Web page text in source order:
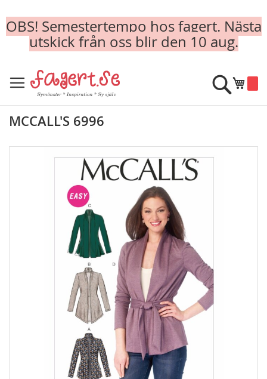
OBS! Semestertempo hos fagert. Nästa
utskick från oss blir den 10 aug.
to
Content
Min
Sök
MCCALL'S 6996